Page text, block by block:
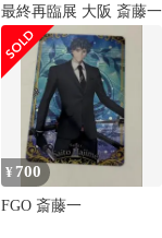
最終再臨展 大阪 斎藤一
¥ 700
FGO 斎藤一